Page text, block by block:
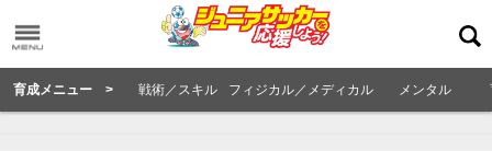
育成メニュー > 戦術／スキル フィジカル／メディカル メンタル